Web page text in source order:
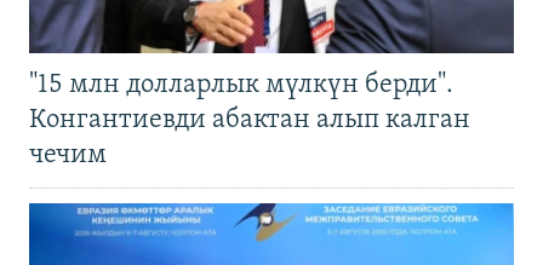
"15 млн долларлык мүлкүн берди".
Конгантиевди абактан алып калган
чечим